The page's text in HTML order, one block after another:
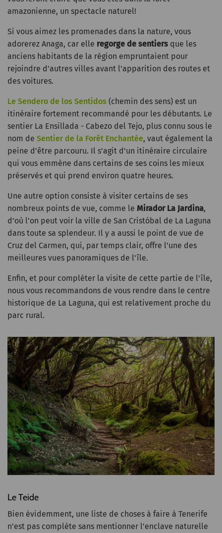
amazonienne, un spectacle naturel!
Si vous aimez les promenades dans la nature, vous
adorerez Anaga, car elle regorge de sentiers que les
anciens habitants de la région empruntaient pour
rejoindre d'autres villes avant l'apparition des routes et
des voitures.
Le Sendero de los Sentidos (chemin des sens) est un
itinéraire fortement recommandé pour les débutants. Le
sentier La Ensillada - Cabezo del Tejo, plus connu sous le
nom de Sentier de la Forêt Enchantée, vaut également la
peine d'être parcouru. Il s'agit d'un itinéraire circulaire
qui vous emmène dans certains de ses coins les mieux
préservés et qui prend environ quatre heures.
Une autre option consiste à visiter certains de ses
nombreux points de vue, comme le Mirador La Jardina,
d'où l'on peut voir la ville de San Cristóbal de La Laguna
dans toute sa splendeur. Il y a aussi le point de vue de
Cruz del Carmen, qui, par temps clair, offre l'une des
meilleures vues panoramiques de l'île.
Enfin, et pour compléter la visite de cette partie de l'île,
nous vous recommandons de vous rendre dans le centre
historique de La Laguna, qui est relativement proche du
parc rural.
Le Teide
Bien évidemment, une liste de choses à faire à Tenerife
n'est pas complète sans mentionner l'enclave naturelle